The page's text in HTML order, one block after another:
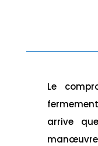
Le
arrive